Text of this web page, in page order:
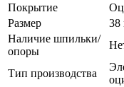
Покрытие
Размер
38
Наличие шпильки/
опоры
Тип производства